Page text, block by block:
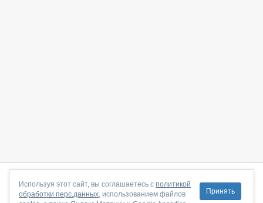
О сайте|С чего начать|Контакты|Партнёрская программа
Договор-оферта|Политика конфиденциальности
Принять
Используя этот сайт, вы соглашаетесь с политикой
обработки перс.данных, использованием файлов